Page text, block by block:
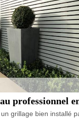
professionnel
grillage bien installé